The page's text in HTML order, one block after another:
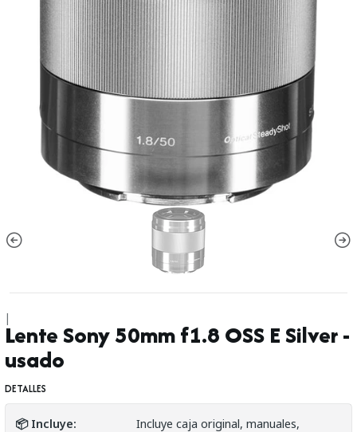
|
Lente Sony 50mm f1.8 OSS E Silver -
usado
DETALLES
📦 Incluye:
Incluye caja original, manuales,